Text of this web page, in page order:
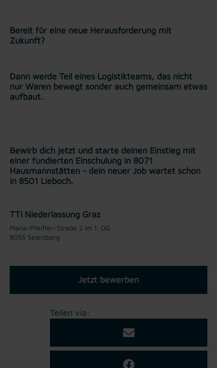
Bereit für eine neue Herausforderung mit
Zukunft?
Dann werde Teil eines Logistikteams, das nicht
nur Waren bewegt sonder auch gemeinsam etwas
aufbaut.
Bewirb dich jetzt und starte deinen Einstieg mit
einer fundierten Einschulung in 8071
Hausmannstätten - dein neuer Job wartet schon
in 8501 Lieboch.
TTI Niederlassung Graz
Maria-Pfeiffer-Straße 2 im 1. OG
8055 Seiersberg
Jetzt bewerben
Teilen via: